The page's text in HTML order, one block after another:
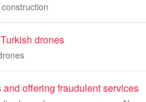
drones
offering fraudulent services